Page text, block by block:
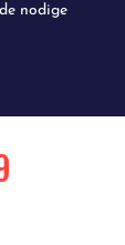
nodige